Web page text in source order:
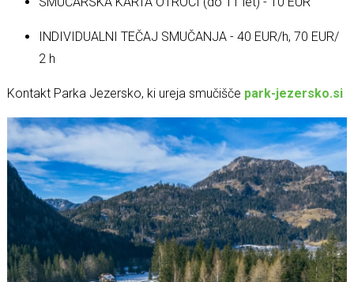
INDIVIDUALNI TEČAJ SMUČANJA - 40 EUR/h, 70 EUR/
2 h
Kontakt Parka Jezersko, ki ureja smučišče park-jezersko.si